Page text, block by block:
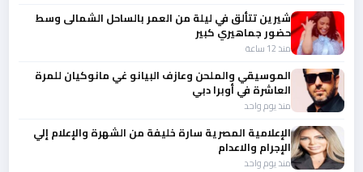
شيرين تتألق في ليلة من العمر بالساحل الشمالى وسط
حضور جماهيري كبير
منذ 12 ساعة
الموسيقي والملحن وعازف البيانو غي مانوكيان للمرة
العاشرة في أوبرا دبي
منذ يوم واحد
الإعلامية المصرية سارة خليفة من الشهرة والإعلام إلي
الإجرام والاعدام
منذ يوم واحد